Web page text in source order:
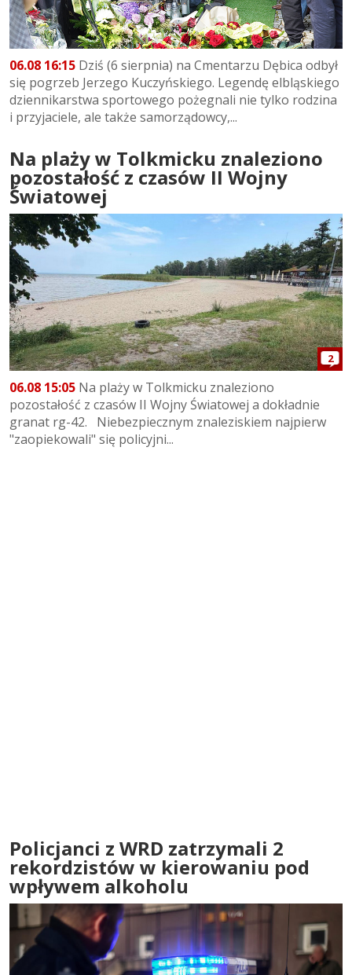
06.08 16:15 Dziś (6 sierpnia) na Cmentarzu Dębica odbył
się pogrzeb Jerzego Kuczyńskiego. Legendę elbląskiego
dziennikarstwa sportowego pożegnali nie tylko rodzina
i przyjaciele, ale także samorządowcy,...
Na plaży w Tolkmicku znaleziono
pozostałość z czasów II Wojny
Światowej
2
06.08 15:05 Na plaży w Tolkmicku znaleziono
pozostałość z czasów II Wojny Światowej a dokładnie
granat rg-42. Niebezpiecznym znaleziskiem najpierw
"zaopiekowali" się policyjni...
Policjanci z WRD zatrzymali 2
rekordzistów w kierowaniu pod
wpływem alkoholu